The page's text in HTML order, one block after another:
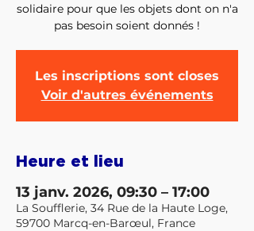
solidaire pour que les objets dont on n'a
pas besoin soient donnés !
Les inscriptions sont closes
Voir d'autres événements
Heure et lieu
13 janv. 2026, 09:30 – 17:00
La Soufflerie, 34 Rue de la Haute Loge,
59700 Marcq-en-Barœul, France